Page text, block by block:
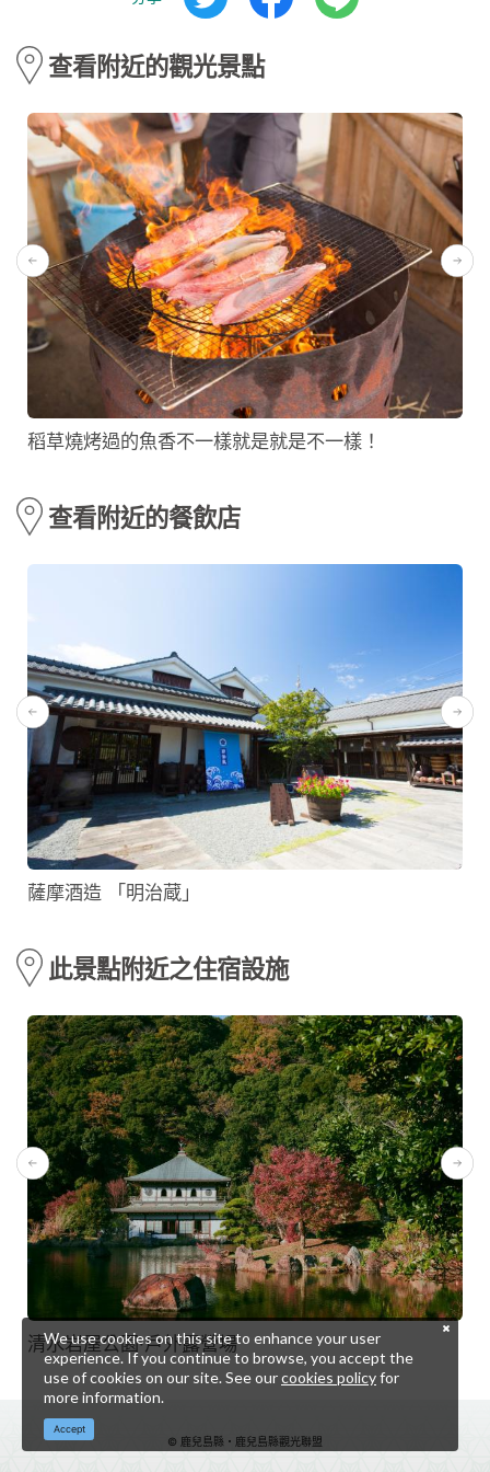
查看附近的觀光景點
稻草燒烤過的魚香不一樣就是就是不一樣！
查看附近的餐飲店
薩摩酒造 「明治蔵」
此景點附近之住宿設施
清水岩屋公園·戶外露營場
© 鹿兒島縣・鹿兒島縣觀光聯盟
We use cookies on this site to enhance your user
experience. If you continue to browse, you accept the
use of cookies on our site. See ourcookies policyfor
more information.
Accept